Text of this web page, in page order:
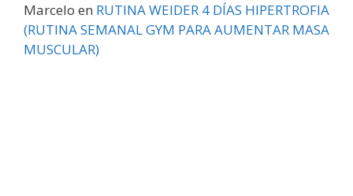
Marcelo en RUTINA WEIDER 4 DÍAS HIPERTROFIA
(RUTINA SEMANAL GYM PARA AUMENTAR MASA
MUSCULAR)